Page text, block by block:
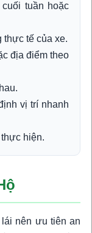
tuần hoặc
thực tế của xe.
địa điểm theo
vị trí nhanh
hiện.
nên ưu tiên an